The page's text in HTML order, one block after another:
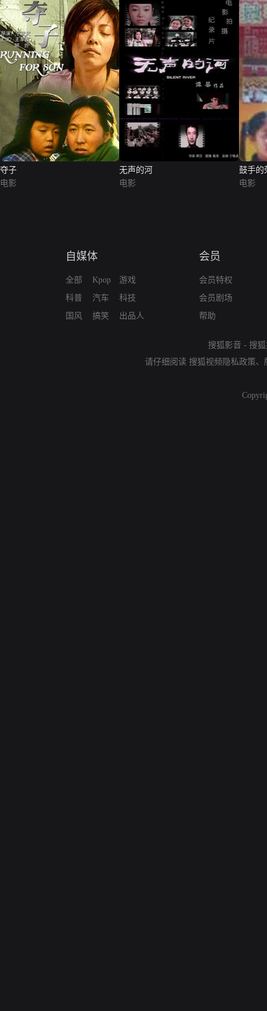
夺子
电影
无声的河
电影
鼓手的
电影
自媒体
全部
科普
国风
Kpop
汽车
搞笑
游戏
科技
出品人
会员
会员特权
会员剧场
帮助
搜狐影音 - 搜
请仔细阅读 搜狐视频隐私政策、